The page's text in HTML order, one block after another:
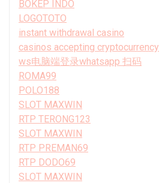
BOKEP INDO
LOGOTOTO
instant withdrawal casino
casinos accepting cryptocurrency
ws电脑端登录whatsapp 扫码
ROMA99
POLO188
SLOT MAXWIN
RTP TERONG123
SLOT MAXWIN
RTP PREMAN69
RTP DODO69
SLOT MAXWIN